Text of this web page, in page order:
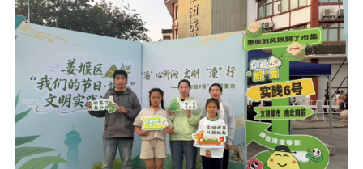
理论学习 宣传宣讲 研究阐释
社科强省 工作通知
成果集萃
江苏文脉
资料下载
新闻宣传